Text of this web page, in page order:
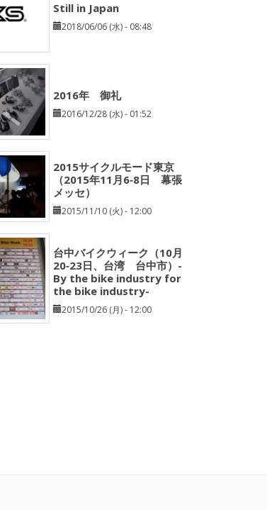
Still in Japan
2018/06/06 (水) - 08:48
2016年 御礼
2016/12/28 (水) - 01:52
2015サイクルモード東京
（2015年11月6‐8日 幕張
メッセ）
2015/11/10 (火) - 12:00
台中バイクウィーク（10月
20‐23日、台湾 台中市）-
By the bike industry for
the bike industry-
2015/10/26 (月) - 12:00